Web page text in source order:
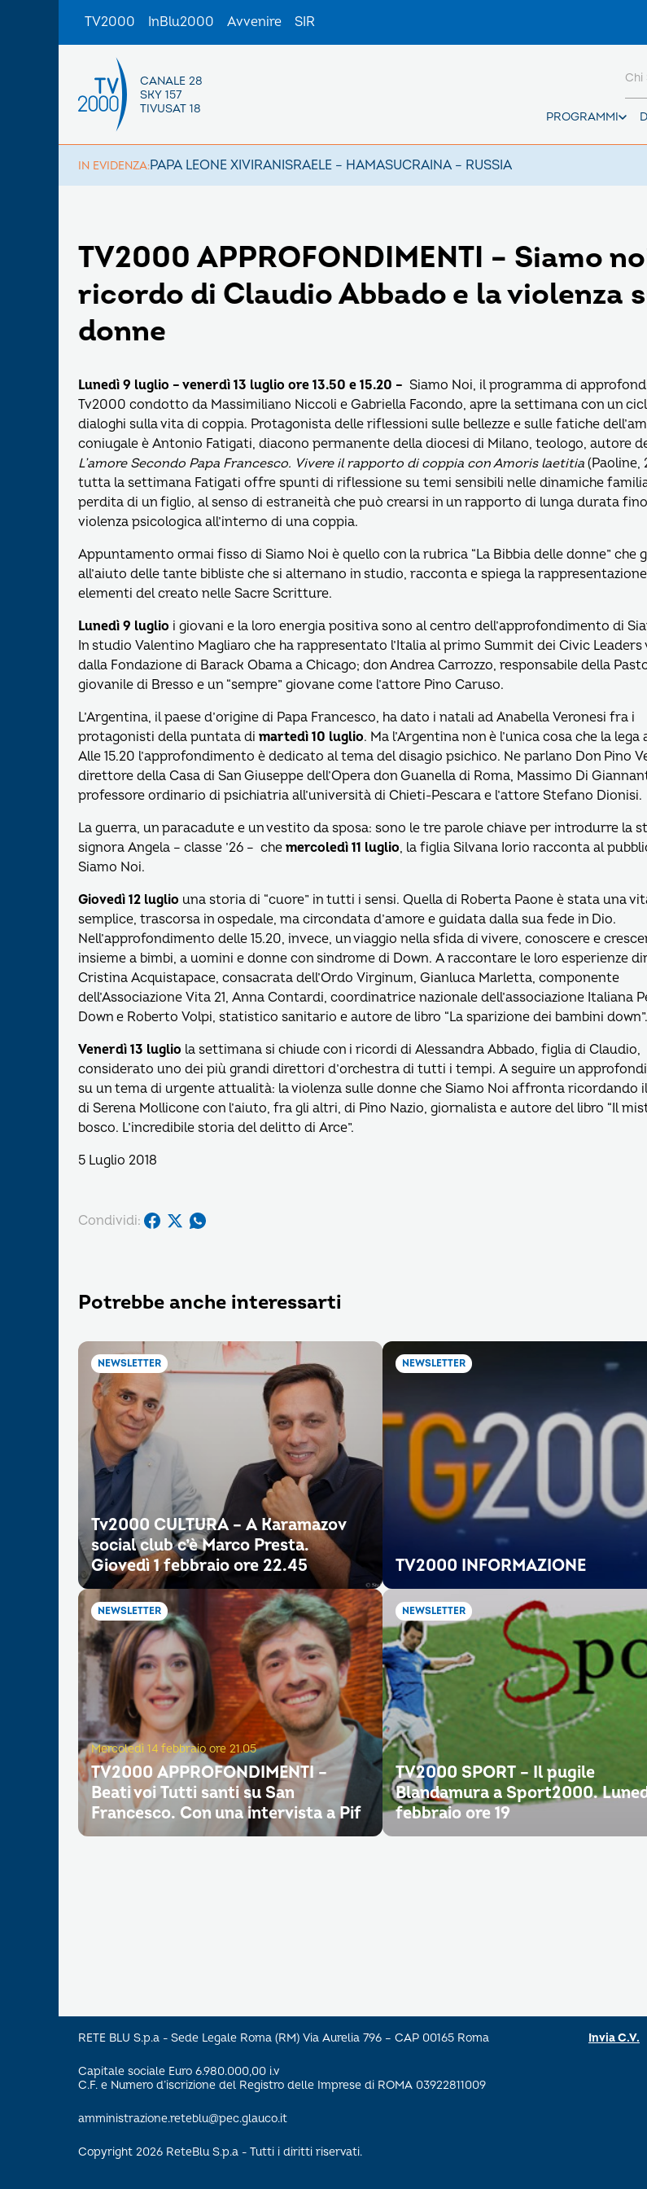
TV2000 InBlu2000 Avvenire SIR
CANALE 28
SKY 157
TIVUSAT 18
PROGRAMMI
Chi
IN EVIDENZA:PAPA LEONE XIVIRANISRAELE – HAMASUCRAINA – RUSSIA
TV2000 APPROFONDIMENTI – Siamo
ricordo di Claudio Abbado e la violenza
donne
Lunedì 9 luglio – venerdì 13 luglio ore 13.50 e 15.20 – Siamo Noi, il programma di
Tv2000 condotto da Massimiliano Niccoli e Gabriella Facondo, apre la settimana con un
dialoghi sulla vita di coppia. Protagonista delle riflessioni sulle bellezze e sulle fatiche
coniugale è Antonio Fatigati, diacono permanente della diocesi di Milano, teologo, autore
L’amore Secondo Papa Francesco. Vivere il rapporto di coppia con Amoris laetitia (Paoline,
tutta la settimana Fatigati offre spunti di riflessione su temi sensibili nelle dinamiche
perdita di un figlio, al senso di estraneità che può crearsi in un rapporto di lunga durata
violenza psicologica all’interno di una coppia.
Appuntamento ormai fisso di Siamo Noi è quello con la rubrica “La Bibbia delle donne” che
all’aiuto delle tante bibliste che si alternano in studio, racconta e spiega la
elementi del creato nelle Sacre Scritture.
Lunedì 9 luglio i giovani e la loro energia positiva sono al centro dell’approfondimento di
In studio Valentino Magliaro che ha rappresentato l’Italia al primo Summit dei Civic
dalla Fondazione di Barack Obama a Chicago; don Andrea Carrozzo, responsabile della
giovanile di Bresso e un “sempre” giovane come l’attore Pino Caruso.
L’Argentina, il paese d’origine di Papa Francesco, ha dato i natali ad Anabella Veronesi fra i
protagonisti della puntata di martedì 10 luglio. Ma l’Argentina non è l’unica cosa che la lega
Alle 15.20 l’approfondimento è dedicato al tema del disagio psichico. Ne parlano Don Pino
direttore della Casa di San Giuseppe dell’Opera don Guanella di Roma, Massimo Di
professore ordinario di psichiatria all’università di Chieti-Pescara e l’attore Stefano Dionisi.
La guerra, un paracadute e un vestito da sposa: sono le tre parole chiave per introdurre la
signora Angela – classe ’26 – che mercoledì 11 luglio, la figlia Silvana Iorio racconta al
Siamo Noi.
Giovedì 12 luglio una storia di “cuore” in tutti i sensi. Quella di Roberta Paone è stata una
semplice, trascorsa in ospedale, ma circondata d’amore e guidata dalla sua fede in Dio.
Nell’approfondimento delle 15.20, invece, un viaggio nella sfida di vivere, conoscere e
insieme a bimbi, a uomini e donne con sindrome di Down. A raccontare le loro esperienze
Cristina Acquistapace, consacrata dell’Ordo Virginum, Gianluca Marletta, componente
dell’Associazione Vita 21, Anna Contardi, coordinatrice nazionale dell’associazione Italiana
Down e Roberto Volpi, statistico sanitario e autore de libro “La sparizione dei bambini down”.
Venerdì 13 luglio la settimana si chiude con i ricordi di Alessandra Abbado, figlia di Claudio,
considerato uno dei più grandi direttori d’orchestra di tutti i tempi. A seguire un
su un tema di urgente attualità: la violenza sulle donne che Siamo Noi affronta ricordando
di Serena Mollicone con l’aiuto, fra gli altri, di Pino Nazio, giornalista e autore del libro “Il
bosco. L’incredibile storia del delitto di Arce”.
5 Luglio 2018
Condividi:
Potrebbe anche interessarti
NEWSLETTER
Tv2000 CULTURA – A Karamazov
social club c’è Marco Presta.
Giovedì 1 febbraio ore 22.45
NEWSLETTER
TV2000 INFORMAZIONE
NEWSLETTER
Mercoledì 14 febbraio ore 21.05
TV2000 APPROFONDIMENTI –
Beati voi Tutti santi su San
Francesco. Con una intervista a Pif
NEWSLETTER
TV2000 SPORT – Il pugile
Blandamura a Sport2000.
febbraio ore 19
RETE BLU S.p.a - Sede Legale Roma (RM) Via Aurelia 796 – CAP 00165 Roma
Capitale sociale Euro 6.980.000,00 i.v
C.F. e Numero d’iscrizione del Registro delle Imprese di ROMA 03922811009
amministrazione.reteblu@pec.glauco.it
Copyright 2026 ReteBlu S.p.a - Tutti i diritti riservati.
Invia C.V.